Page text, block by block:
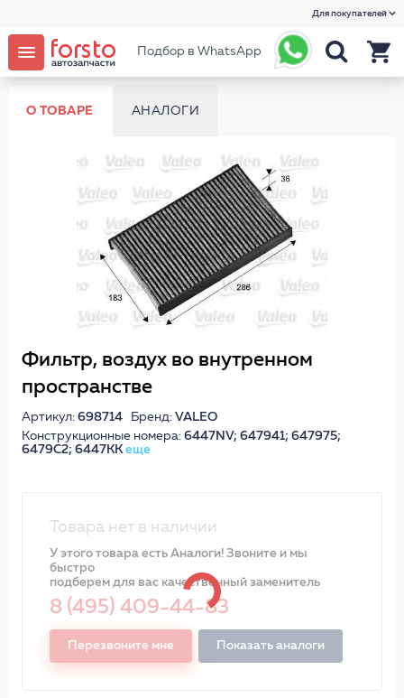
Для покупателей
Подбор в WhatsApp
О ТОВАРЕ АНАЛОГИ
Фильтр, воздух во внутренном
пространстве
Артикул: 698714Бренд: VALEO
Конструкционные номера: 6447NV; 647941; 647975;
6479C2; 6447KKеще
Товара нет в наличии
У этого товара есть Аналоги! Звоните и мы
быстро
подберем для вас качественный заменитель
8 (495) 409-44-83
Перезвоните мне Показать аналоги